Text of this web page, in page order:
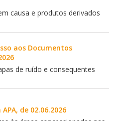
causa e produtos derivados
aos Documentos
de ruído e consequentes
de 02.06.2026